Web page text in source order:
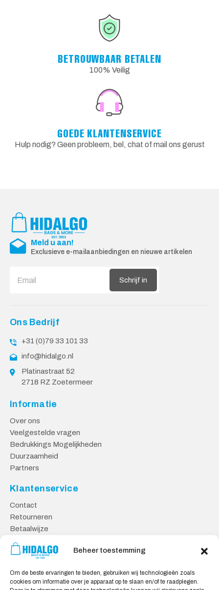
Beheer toestemming
Om de beste ervaringen te bieden, gebruiken wij technologieën zoals
cookies om informatie over je apparaat op te slaan en/of te raadplegen.
BETROUWBAAR BETALEN
100% Veilig
GOEDE KLANTENSERVICE
Hulp nodig? Geen probleem, bel, chat of mail ons gerust
Meld u aan!
Exclusieve e-mailaanbiedingen en nieuwe artikelen
Schrijf in
Ons Bedrijf
+31 (0)79 33 101 33
info@hidalgo.nl
Platinastraat 52
2718 RZ Zoetermeer
Informatie
Over ons
Veelgestelde vragen
Bedrukkings Mogelijkheden
Duurzaamheid
Partners
Klantenservice
Contact
Retourneren
Betaalwijze
Veilig Shoppen
Algemene Voorwaarden